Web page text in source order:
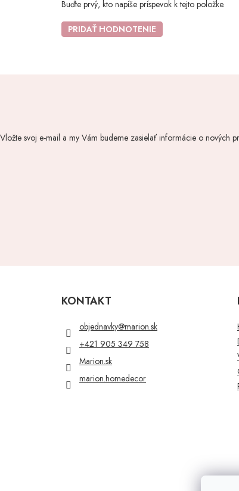
Buďte prvý, kto napíše príspevok k tejto položke.
PRIDAŤ HODNOTENIE
Vložte svoj e-mail a my Vám budeme zasielať informácie o nových
KONTAKT
objednavky@marion.sk
+421 905 349 758
Marion.sk
marion.homedecor